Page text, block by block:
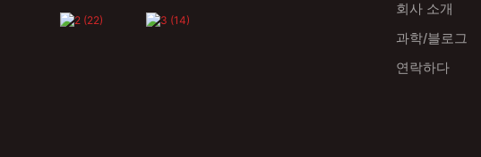
회사 소개
과학/블로그
연락하다